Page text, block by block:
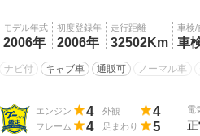
モデル年式
2006年
初度登録年
2006年
走行距離
32502Km
車検/
車
ナビ付 キャブ車 通販可 ノーマル車
エンジン 4 外観 4
フレーム 4 足まわり 5
電